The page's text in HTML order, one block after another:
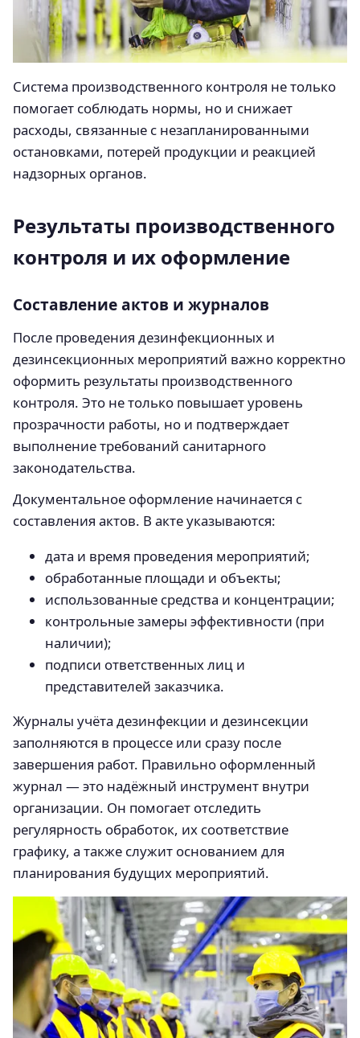
Система производственного контроля не только
помогает соблюдать нормы, но и снижает
расходы, связанные с незапланированными
остановками, потерей продукции и реакцией
надзорных органов.
Результаты производственного
контроля и их оформление
Составление актов и журналов
После проведения дезинфекционных и
дезинсекционных мероприятий важно корректно
оформить результаты производственного
контроля. Это не только повышает уровень
прозрачности работы, но и подтверждает
выполнение требований санитарного
законодательства.
Документальное оформление начинается с
составления актов. В акте указываются:
дата и время проведения мероприятий;
обработанные площади и объекты;
использованные средства и концентрации;
контрольные замеры эффективности (при
наличии);
подписи ответственных лиц и
представителей заказчика.
Журналы учёта дезинфекции и дезинсекции
заполняются в процессе или сразу после
завершения работ. Правильно оформленный
журнал — это надёжный инструмент внутри
организации. Он помогает отследить
регулярность обработок, их соответствие
графику, а также служит основанием для
планирования будущих мероприятий.